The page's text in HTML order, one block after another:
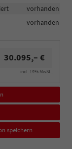
vorhanden
vorhanden
30.095,– €
incl. 19% MwSt.,
speichern